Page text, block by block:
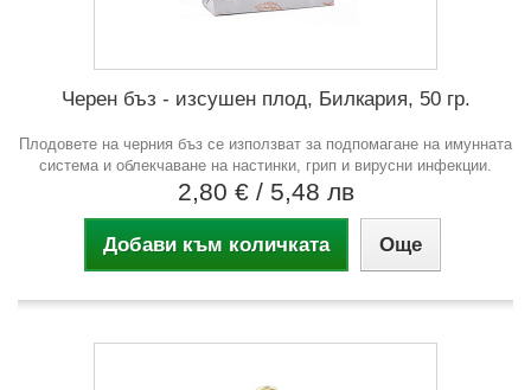
Черен бъз - изсушен плод, Билкария, 50 гр.
Плодовете на черния бъз се използват за подпомагане на имунната
система и облекчаване на настинки, грип и вирусни инфекции.
2,80 € / 5,48 лв
Добави към количката Още